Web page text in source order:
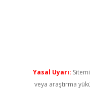
Yasal Uyarı:
veya araştırma